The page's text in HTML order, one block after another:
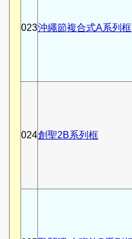
023沖繩節複合式A系列框
024創聖2B系列框